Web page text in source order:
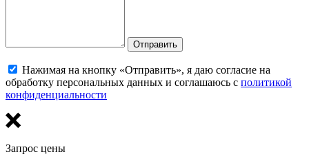
Отправить
Нажимая на кнопку «Отправить», я даю согласие на
обработку персональных данных и соглашаюсь с политикой
конфиденциальности
Запрос цены